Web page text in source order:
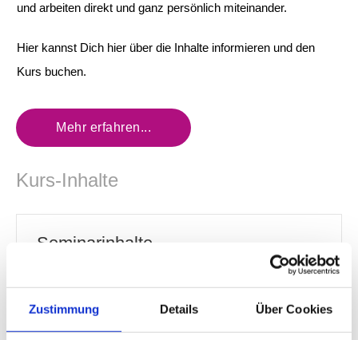
Zustimmung Details Über Cookies
und arbeiten direkt und ganz persönlich miteinander.
Hier kannst Dich hier über die Inhalte informieren und den
Kurs buchen.
Mehr erfahren...
Kurs-Inhalte
Seminarinhalte
Wahrnehmungsarten